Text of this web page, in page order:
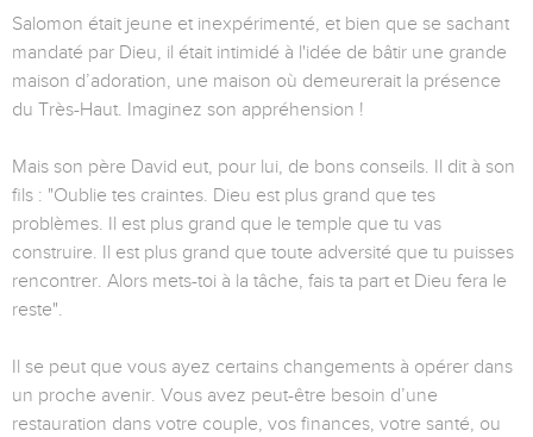
Salomon était jeune et inexpérimenté, et bien que se sachant
mandaté par Dieu, il était intimidé à l'idée de bâtir une grande
maison d’adoration, une maison où demeurerait la présence
du Très-Haut. Imaginez son appréhension !
Mais son père David eut, pour lui, de bons conseils. Il dit à son
fils : "Oublie tes craintes. Dieu est plus grand que tes
problèmes. Il est plus grand que le temple que tu vas
construire. Il est plus grand que toute adversité que tu puisses
rencontrer. Alors mets-toi à la tâche, fais ta part et Dieu fera le
reste".
Il se peut que vous ayez certains changements à opérer dans
un proche avenir. Vous avez peut-être besoin d’une
restauration dans votre couple, vos finances, votre santé, ou